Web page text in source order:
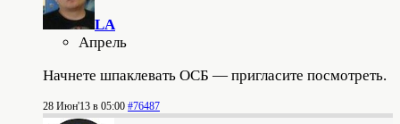
LA
Апрель
Начнете шпаклевать ОСБ — пригласите посмотреть.
28 Июн'13 в 05:00 #76487